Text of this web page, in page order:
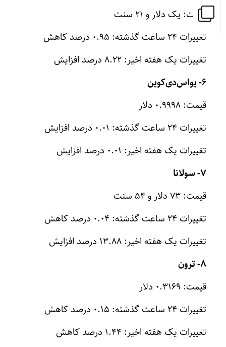
قیمت: یک دلار و ۲۱ سنت
تغییرات ۲۴ ساعت گذشته: ۰.۹۵ درصد کاهش
تغییرات یک هفته اخیر: ۸.۲۲ درصد افزایش
۶- یواس‌دی‌کوین
قیمت: ۰.۹۹۹۸ دلار
تغییرات ۲۴ ساعت گذشته: ۰.۰۱ درصد افزایش
تغییرات یک هفته اخیر: ۰.۰۱ درصد افزایش
۷- سولانا
قیمت: ۷۳ دلار و ۵۴ سنت
تغییرات ۲۴ ساعت گذشته: ۰.۰۴ درصد کاهش
تغییرات یک هفته اخیر: ۱۳.۸۸ درصد افزایش
۸- ترون
قیمت: ۰.۳۱۶۹ دلار
تغییرات ۲۴ ساعت گذشته: ۰.۱۵ درصد کاهش
تغییرات یک هفته اخیر: ۱.۴۴ درصد کاهش